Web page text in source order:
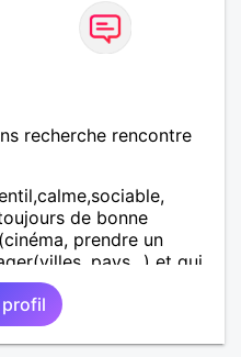
recherche rencontre
de bonne
prendre un
pays...) et qui
une relation
sans prise de tête
et du respect.
profil